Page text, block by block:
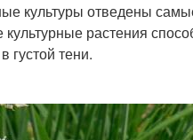
культуры отведены
растения
густой тени.